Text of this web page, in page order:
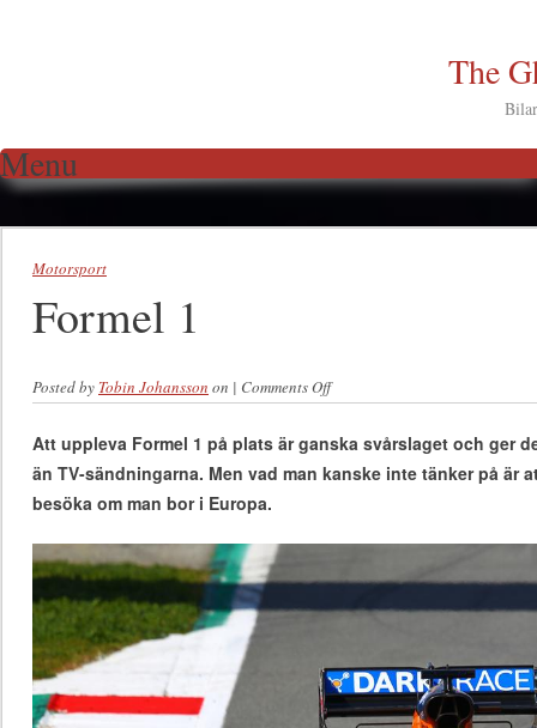
The
Menu
Motorsport
Formel 1
Posted by Tobin Johansson on | Comments Offon Formel 1
Att uppleva Formel 1 på plats är ganska svårslaget och ger
än TV-sändningarna. Men vad man kanske inte tänker på är
besöka om man bor i Europa.